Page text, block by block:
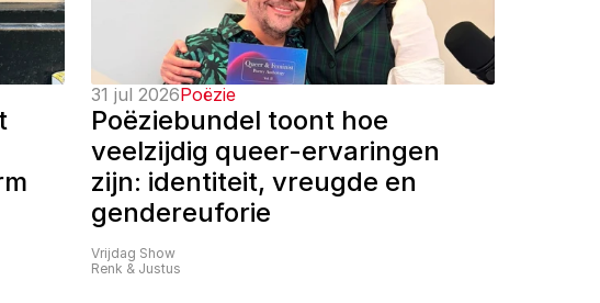
31 jul 2026Poëzie
Poëziebundel toont hoe
veelzijdig queer-ervaringen
zijn: identiteit, vreugde en
gendereuforie
Vrijdag Show
Renk & Justus